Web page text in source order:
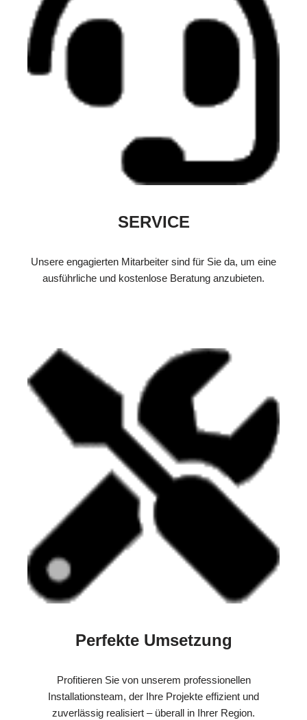
SERVICE
Unsere engagierten Mitarbeiter sind für Sie da, um eine
ausführliche und kostenlose Beratung anzubieten.
Perfekte Umsetzung
Profitieren Sie von unserem professionellen
Installationsteam, der Ihre Projekte effizient und
zuverlässig realisiert – überall in Ihrer Region.